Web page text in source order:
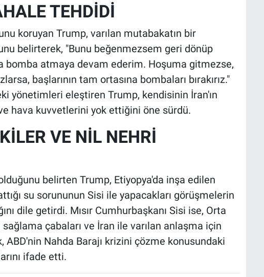
TEHDİDİ
koruyan Trump, varılan mutabakatın bir
belirterek, "Bunu beğenmezsem geri dönüp
bomba atmaya devam ederim. Hoşuma gitmezse,
başlarının tam ortasına bombaları bırakırız."
yönetimleri eleştiren Trump, kendisinin İran'ın
hava kuvvetlerini yok ettiğini öne sürdü.
VE NİL NEHRİ
belirten Trump, Etiyopya'da inşa edilen
su sorununun Sisi ile yapacakları görüşmelerin
dile getirdi. Mısır Cumhurbaşkanı Sisi ise, Orta
sağlama çabaları ve İran ile varılan anlaşma için
ABD'nin Nahda Barajı krizini çözme konusundaki
ifade etti.